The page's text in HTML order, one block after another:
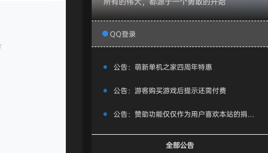
QQ登录
公告： 萌新单机之家四周年特惠
公告： 游客购买游戏后提示还需付费
公告： 赞助功能仅仅作为用户喜欢本站的捐赠打赏功能，同时赞助费用也将作为服务器费用,网盘扩容费用等，所有内容不作为商业行为。
全部公告